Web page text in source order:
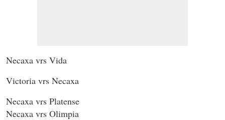
Necaxa vrs Vida
Victoria vrs Necaxa
Necaxa vrs Platense
Necaxa vrs Olimpia